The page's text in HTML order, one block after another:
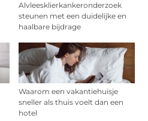
Alvleesklierkankeronderzoek
steunen met een duidelijke en
haalbare bijdrage
Waarom een vakantiehuisje
sneller als thuis voelt dan een
hotel